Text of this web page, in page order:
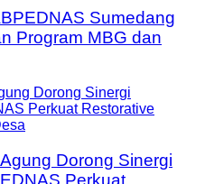
Sumedang
Program MBG dan
Dorong Sinergi
Perkuat